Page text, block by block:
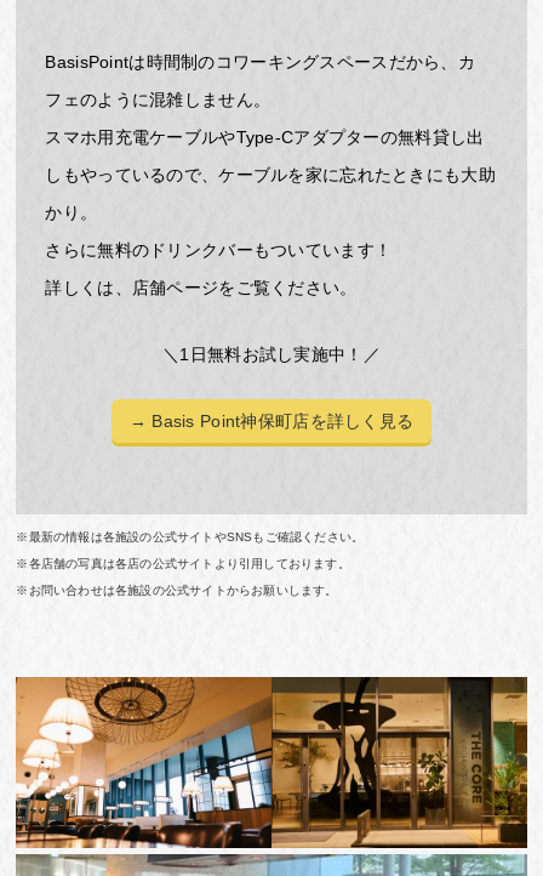
BasisPointは時間制のコワーキングスペースだから、カ
フェのように混雑しません。
スマホ用充電ケーブルやType-Cアダプターの無料貸し出
しもやっているので、ケーブルを家に忘れたときにも大助
かり。
さらに無料のドリンクバーもついています！
詳しくは、店舗ページをご覧ください。
＼1日無料お試し実施中！／
→ Basis Point神保町店を詳しく見る
※最新の情報は各施設の公式サイトやSNSもご確認ください。
※各店舗の写真は各店の公式サイトより引用しております。
※お問い合わせは各施設の公式サイトからお願いします。